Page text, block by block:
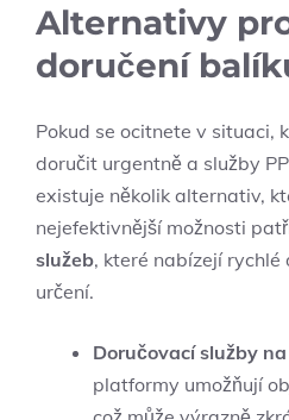
Alternativy
doručení
Pokud se ocitnete v situaci,
doručit urgentně a služby
existuje několik alternativ,
nejefektivnější možnosti
služeb, které nabízejí rychlé
určení.
Doručovací služby
platformy umožňují